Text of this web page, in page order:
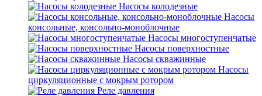
Насосы колодезные
Насосы
консольные, консольно-моноблочные
Насосы многоступенчатые
Насосы поверхностные
Насосы скважинные
Насосы
циркуляционные с мокрым ротором
Реле давления